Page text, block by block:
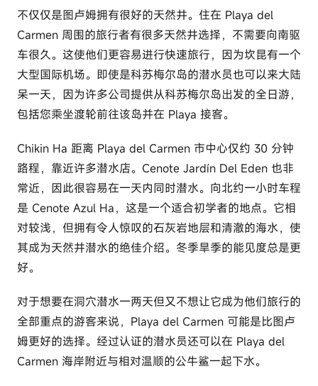
不仅仅是图卢姆拥有很好的天然井。住在 Playa del
Carmen 周围的旅行者有很多天然井选择，不需要向南驱
车很久。这使他们更容易进行快速旅行，因为坎昆有一个
大型国际机场。即使是科苏梅尔岛的潜水员也可以来大陆
呆一天，因为许多公司提供从科苏梅尔岛出发的全日游，
包括您乘坐渡轮前往该岛并在 Playa 接客。
Chikin Ha 距离 Playa del Carmen 市中心仅约 30 分钟
路程，靠近许多潜水店。Cenote Jardín Del Eden 也非
常近，因此很容易在一天内同时潜水。向北约一小时车程
是 Cenote Azul Ha，这是一个适合初学者的地点。它相
对较浅，但拥有令人惊叹的石灰岩地层和清澈的海水，使
其成为天然井潜水的绝佳介绍。冬季旱季的能见度总是更
好。
对于想要在洞穴潜水一两天但又不想让它成为他们旅行的
全部重点的游客来说，Playa del Carmen 可能是比图卢
姆更好的选择。经过认证的潜水员还可以在 Playa del
Carmen 海岸附近与相对温顺的公牛鲨一起下水。